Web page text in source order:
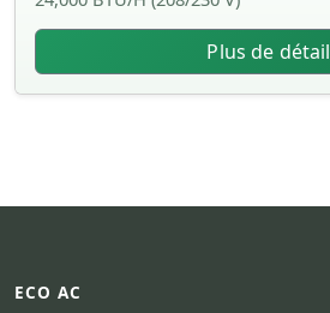
Plus de détail
ECO AC